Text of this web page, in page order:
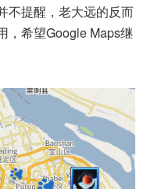
不提醒，老大远的反而
，希望Google Maps继